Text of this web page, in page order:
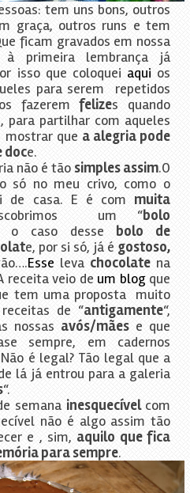
tem uns bons, outros
graça, outros runs e tem
ficam gravados em nossa
primeira lembrança já
isso que coloquei aqui os
para serem repetidos
fazerem felizes quando
para partilhar com aqueles
mostrar que a alegria pode
doce.
não é tãosimples assim.O
só no meu crivo, como o
de casa. E é com muita
um “bolo
o caso desse bolo de
e, por si só, já é gostoso,
Esse leva chocolate na
receita veio de um blog que
tem uma proposta muito
de “antigamente“,
nossas avós/mães e que
sempre, em cadernos
é legal? Tão legal que a
lá já entrou para a galeria
“.
semana inesquecível com
não é algo assim tão
e , sim, aquilo que fica
para sempre.